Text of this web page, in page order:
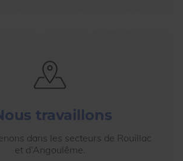
travaillons
dans les secteurs de Rouillac
et d’Angoulême.